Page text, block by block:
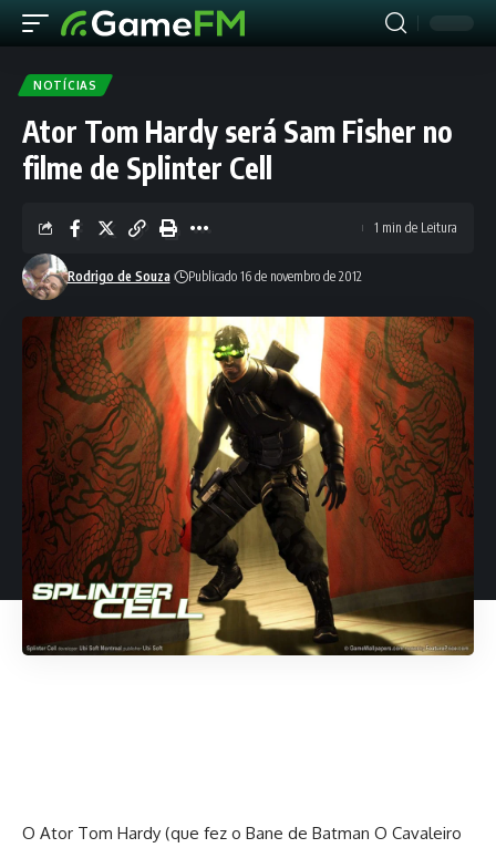
NOTÍCIAS
Ator Tom Hardy será Sam Fisher no
filme de Splinter Cell
Rodrigo de Souza Publicado 16 de novembro de 2012
1 min de Leitura
O Ator Tom Hardy (que fez o Bane de Batman O Cavaleiro